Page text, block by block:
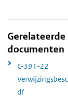
Gerelateerde
documenten
C-391-22
df